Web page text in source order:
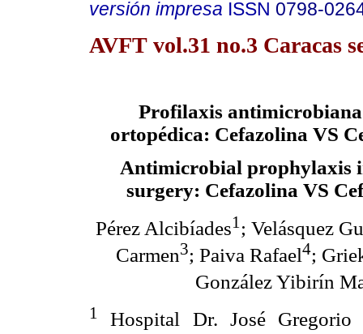
versión impresa ISSN 0798-
AVFT vol.31 no.3 Caracas
Profilaxis
ortopédica: Cefazolina VS
Antimicrobial prophylaxis
surgery: Cefazolina VS
Pérez Alcibíades1 ; Velásquez
Carmen3; Paiva Rafael4;
González Yibirín
1
Hospital Dr. José Gregorio